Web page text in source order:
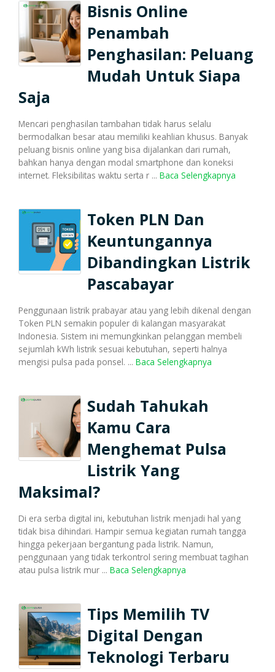
Bisnis Online
Penambah
Penghasilan: Peluang
Mudah Untuk Siapa
Saja
Mencari penghasilan tambahan tidak harus selalu
bermodalkan besar atau memiliki keahlian khusus. Banyak
peluang bisnis online yang bisa dijalankan dari rumah,
bahkan hanya dengan modal smartphone dan koneksi
internet. Fleksibilitas waktu serta r ... Baca Selengkapnya
Token PLN Dan
Keuntungannya
Dibandingkan Listrik
Pascabayar
Penggunaan listrik prabayar atau yang lebih dikenal dengan
Token PLN semakin populer di kalangan masyarakat
Indonesia. Sistem ini memungkinkan pelanggan membeli
sejumlah kWh listrik sesuai kebutuhan, seperti halnya
mengisi pulsa pada ponsel. ... Baca Selengkapnya
Sudah Tahukah
Kamu Cara
Menghemat Pulsa
Listrik Yang
Maksimal?
Di era serba digital ini, kebutuhan listrik menjadi hal yang
tidak bisa dihindari. Hampir semua kegiatan rumah tangga
hingga pekerjaan bergantung pada listrik. Namun,
penggunaan yang tidak terkontrol sering membuat tagihan
atau pulsa listrik mur ... Baca Selengkapnya
Tips Memilih TV
Digital Dengan
Teknologi Terbaru